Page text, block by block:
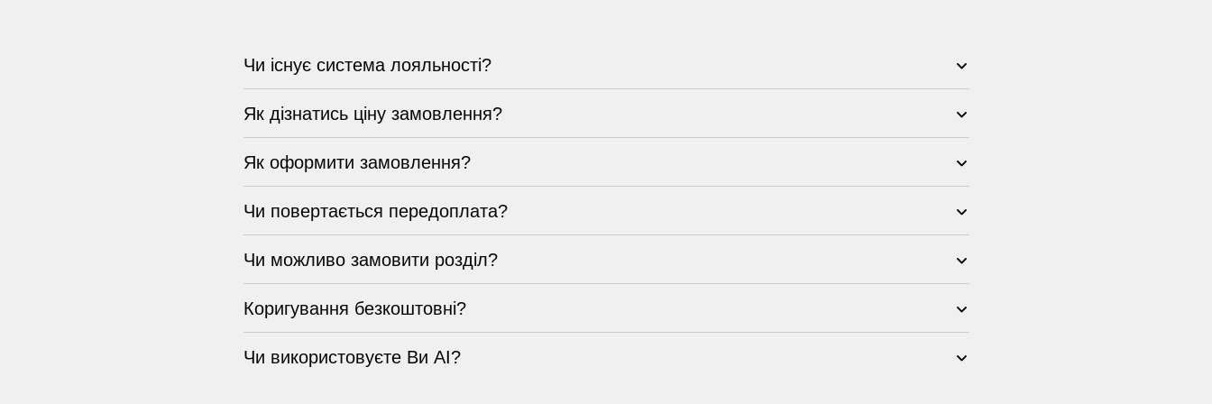
Чи існує система лояльності?
Як дізнатись ціну замовлення?
Як оформити замовлення?
Чи повертається передоплата?
Чи можливо замовити розділ?
Коригування безкоштовні?
Чи використовуєте Ви AI?